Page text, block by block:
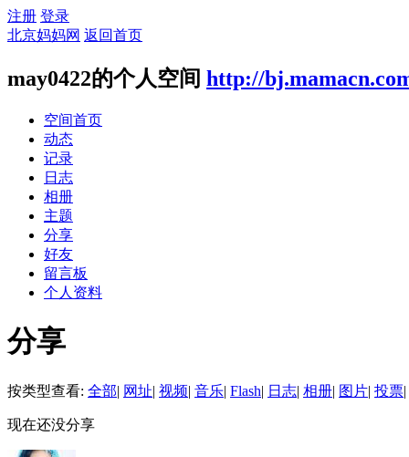
注册 登录
北京妈妈网 返回首页
may0422的个人空间 http://
空间首页
动态
记录
日志
相册
主题
分享
好友
留言板
个人资料
分享
按类型查看: 全部| 网址| 视频| 音乐| Flash| 日志| 相册| 图片| 投票|
现在还没分享